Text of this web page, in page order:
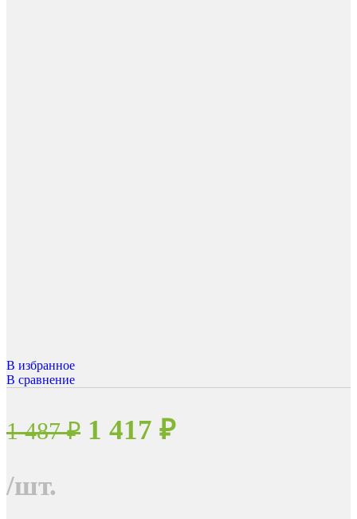
В избранное
В сравнение
1 487₽ Первоначальная
1 417 ₽Текущая
/шт.